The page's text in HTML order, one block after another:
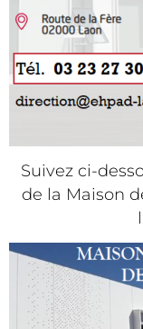
Suivez ci-
de la Maison